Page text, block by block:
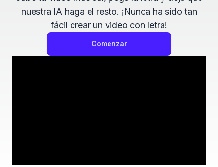
nuestra IA haga el resto. ¡Nunca ha sido tan
fácil crear un video con letra!
Comenzar